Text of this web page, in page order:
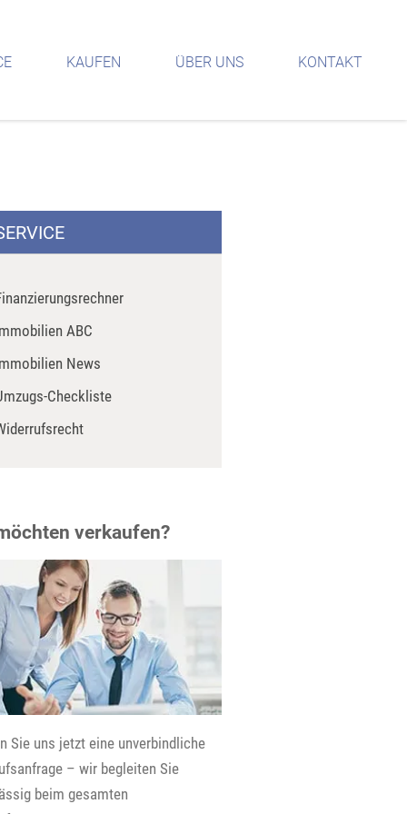
KAUFEN ÜBER UNS KONTAKT
ABC
News
Checkliste
verkaufen?
Sie uns jetzt eine unverbindliche
– wir begleiten Sie
beim gesamten